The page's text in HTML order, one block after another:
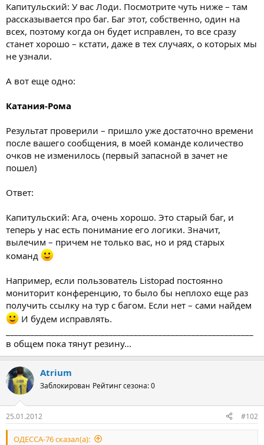
Капитульский: У вас Лоди. Посмотрите чуть ниже – там
рассказывается про баг. Баг этот, собственно, один на
всех, поэтому когда он будет исправлен, то все сразу
станет хорошо – кстати, даже в тех случаях, о которых мы
не узнали.
А вот еще одно:
Катания-Рома
Результат проверили – пришло уже достаточно времени
после вашего сообщения, в моей команде количество
очков не изменилось (первый запасной в зачет не
пошел)
Ответ:
Капитульский: Ага, очень хорошо. Это старый баг, и
теперь у нас есть понимание его логики. Значит,
вылечим – причем не только вас, но и ряд старых
команд
Например, если пользователь Listopad постоянно
мониторит конференцию, то было бы неплохо еще раз
получить ссылку на тур с багом. Если нет – сами найдем
И будем исправлять.
в общем пока тянут резину...
Atrium
Заблокирован Рейтинг сезона: 0
25.01.2012 #102
ОДЕССА-76 сказал(а):